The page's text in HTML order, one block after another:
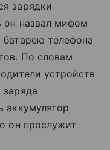
зарядки
он назвал мифом
телефона
По словам
устройств
заряда
аккумулятор
он прослужит